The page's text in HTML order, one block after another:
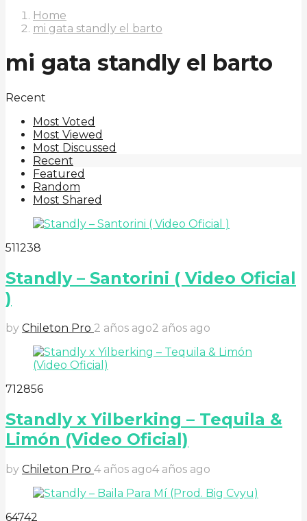
Home
mi gata standly el barto
mi gata standly el barto
Recent
Most Voted
Most Viewed
Most Discussed
Recent
Featured
Random
Most Shared
511238
Standly – Santorini ( Video Oficial
)
by Chileton Pro 2 años ago2 años ago
712856
Standly x Yilberking – Tequila &
Limón (Video Oficial)
by Chileton Pro 4 años ago4 años ago
64742